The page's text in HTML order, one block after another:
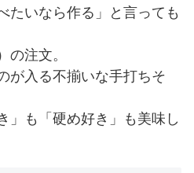
たいなら作る」と言っても
の注文。
が入る不揃いな手打ちそ
」も「硬め好き」も美味し